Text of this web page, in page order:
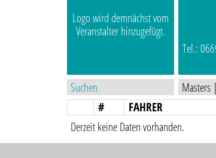
Logo wird demnächst vom
Veranstalter hinzugefügt.
Tel.:
# FAHRER
Derzeit keine Daten vorhanden.